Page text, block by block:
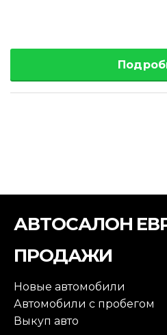
АВТОСАЛОН
ПРОДАЖИ
Новые автомобили
Автомобили с пробегом
Выкуп авто